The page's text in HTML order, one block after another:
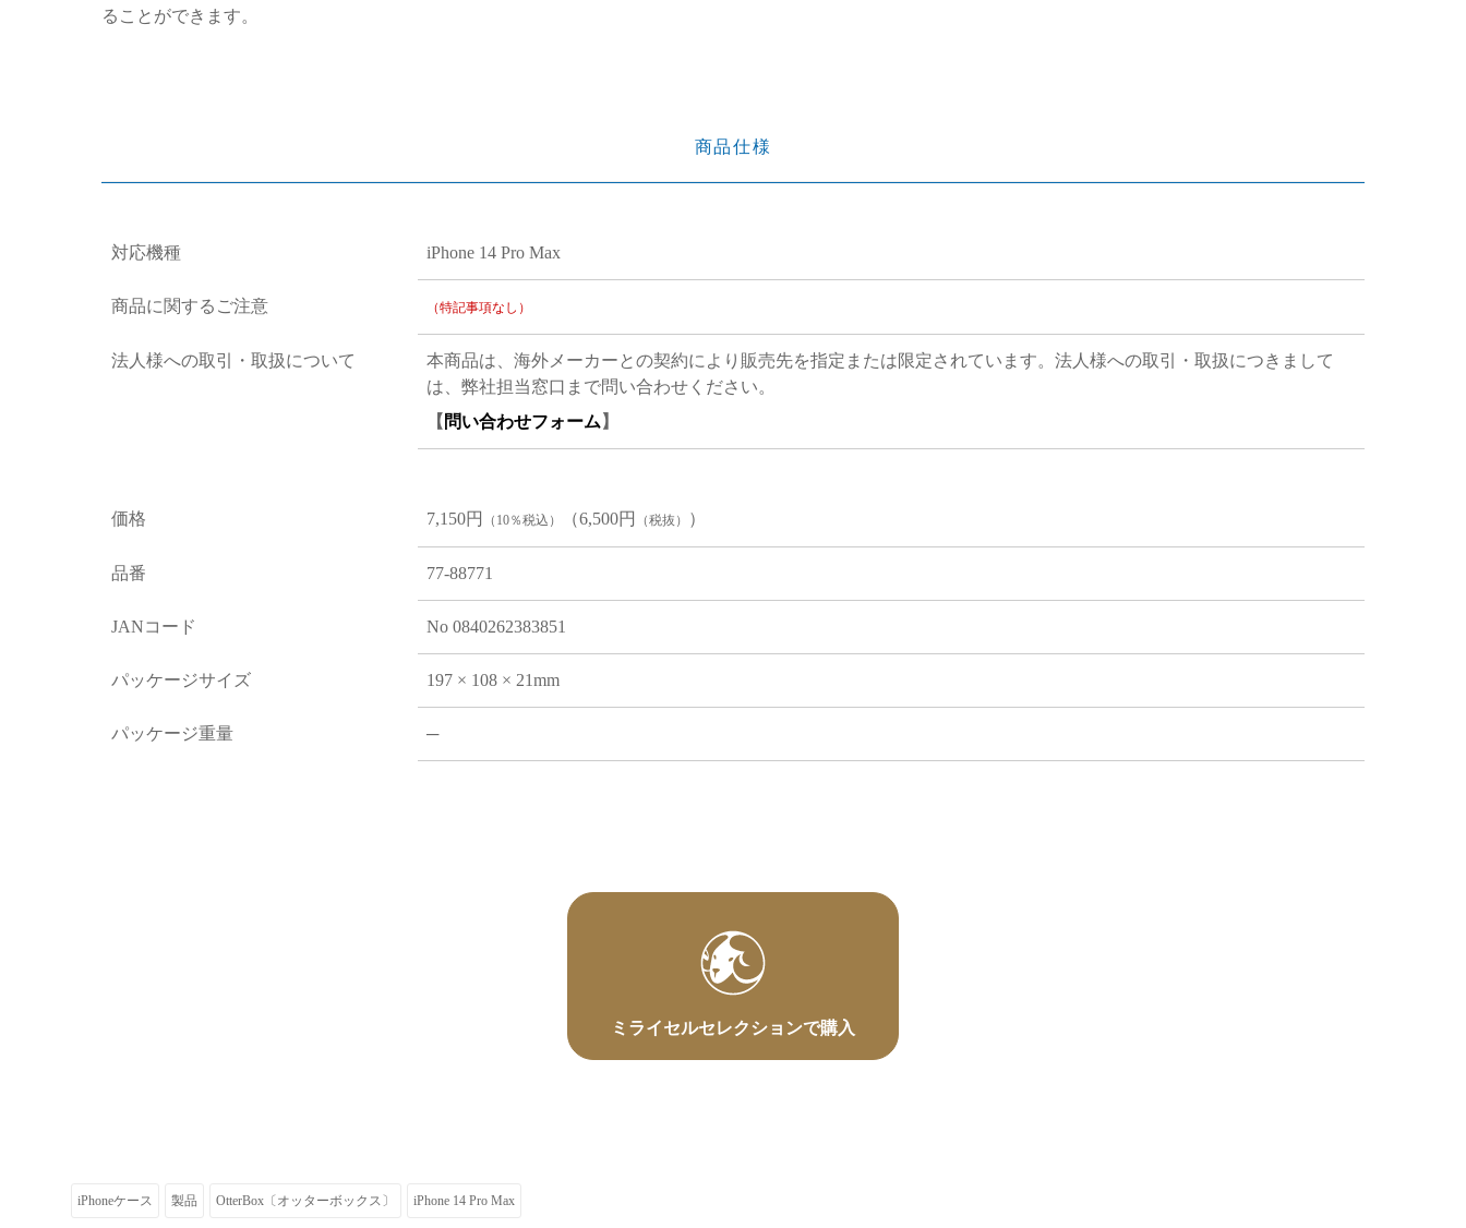
ることができます。
商品仕様
対応機種 iPhone 14 Pro Max
商品に関するご注意 （特記事項なし）
法人様への取引・取扱について
本商品は、海外メーカーとの契約により販売先を指定または限定されています。法人様への取引・取扱につきまして
は、弊社担当窓口まで問い合わせください。
【 問い合わせフォーム 】
価格 7,150円 （10％税込） （6,500円 （税抜） ）
品番 77-88771
JANコード No 0840262383851
パッケージサイズ 197 × 108 × 21mm
パッケージ重量 ─
ミライセルセレクションで購入
iPhoneケース 製品 OtterBox〔オッターボックス〕 iPhone 14 Pro Max